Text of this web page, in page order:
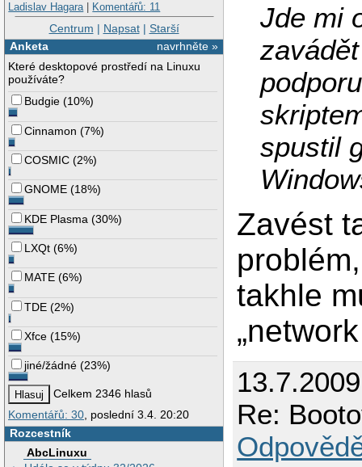
Ladislav Hagara| Komentářů: 11
Centrum | Napsat| Starší
navrhněte »
Anketa
Které desktopové prostředí na Linuxu
používáte?
Budgie (10%)
Cinnamon (7%)
COSMIC (2%)
GNOME (18%)
KDE Plasma (30%)
LXQt (6%)
MATE (6%)
TDE (2%)
Xfce (15%)
jiné/žádné (23%)
Celkem 2346 hlasů
Komentářů: 30 , poslední 3.4. 20:20
Rozcestník
AbcLinuxu
Jde mi
spustil
Zavést
takhle
Re: